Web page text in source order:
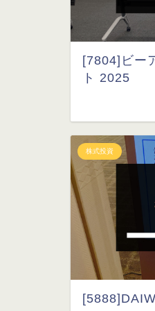
[7804]ビー
ト 2025
株式投資